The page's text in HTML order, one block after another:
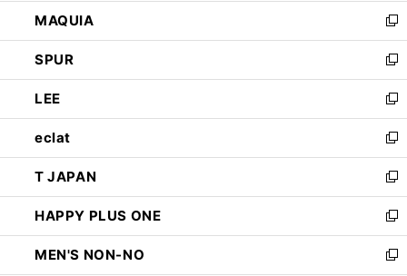
ド
ウ
で
開
く
ウ
ィ
ン
ド
ウ
で
開
く
し
い
ウ
ィ
ン
ド
ウ
で
開
く
MAQUIA
新
し
い
ウ
ィ
ン
ド
ウ
で
開
く
SPUR
新
し
い
ウ
ィ
ン
ド
ウ
で
開
く
LEE
新
し
い
ウ
ィ
ン
ド
ウ
で
eclat
新
し
い
ウ
ィ
ン
ド
T JAPAN
新
し
い
ウ
ィ
HAPPY PLUS ONE
新
し
い
MEN'S NON-NO
新